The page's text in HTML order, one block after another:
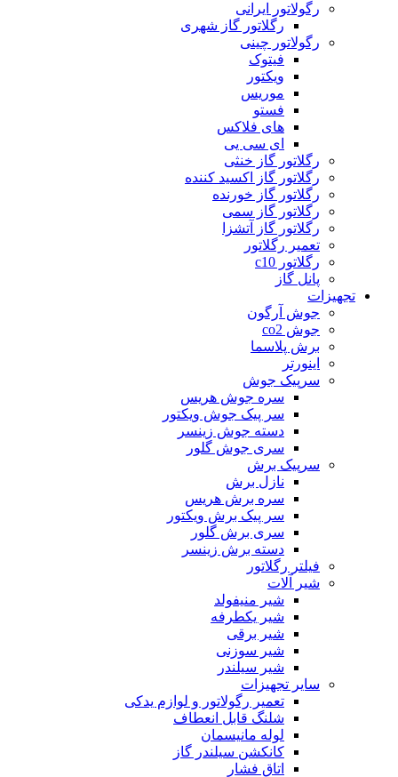
رگولاتور ایرانی
رگلاتور گاز شهری
رگولاتور چینی
فیتوک
ویکتور
موریس
فستو
های فلاکس
ای سی یی
رگلاتور گاز خنثی
رگلاتور گاز اکسید کننده
رگلاتور گاز خورنده
رگلاتور گاز سمی
رگلاتور گاز آتشزا
تعمیر رگلاتور
رگلاتور c10
پانل گاز
تجهیزات
جوش آرگون
جوش co2
برش پلاسما
اینورتر
سرپیک جوش
سره جوش هریس
سر پیک جوش ویکتور
دسته جوش زینسر
سری جوش گلور
سرپیک برش
نازل برش
سره برش هریس
سر پیک برش ویکتور
سری برش گلور
دسته برش زینسر
فیلتر رگلاتور
شیر آلات
شیر منیفولد
شیر یکطرفه
شیر برقی
شیر سوزنی
شیر سیلندر
سایر تجهیزات
تعمیر رگولاتور و لوازم یدکی
شلنگ قابل انعطاف
لوله مانیسمان
کانکشن سیلندر گاز
اتاق فشار